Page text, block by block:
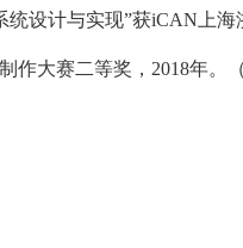
统设计与实现”获iCAN 上
作大赛二等奖， 2018年。